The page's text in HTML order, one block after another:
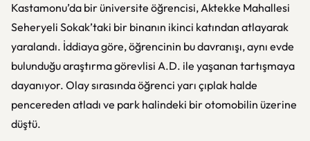
Kastamonu’da bir üniversite öğrencisi, Aktekke Mahallesi
Seheryeli Sokak’taki bir binanın ikinci katından atlayarak
yaralandı. İddiaya göre, öğrencinin bu davranışı, aynı evde
bulunduğu araştırma görevlisi A.D. ile yaşanan tartışmaya
dayanıyor. Olay sırasında öğrenci yarı çıplak halde
pencereden atladı ve park halindeki bir otomobilin üzerine
düştü.